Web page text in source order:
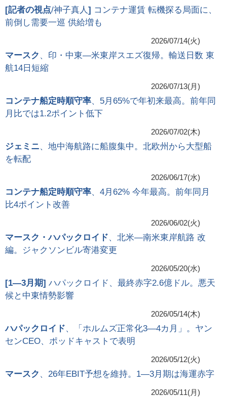
[記者の視点/神子真人 ] コンテナ運賃 転機探る局面に、
前倒し需要一巡 供給増も
2026/07/14(火)
マースク 、印・中東―米東岸スエズ復帰。輸送日数 東
航14日短縮
2026/07/13(月)
コンテナ船定時順守率、5月65%で年初来最高。前年同
月比では1.2ポイント低下
2026/07/02(木)
ジェミニ、地中海航路に船腹集中。北欧州から大型船
を転配
2026/06/17(水)
コンテナ船定時順守率、4月62% 今年最高。前年同月
比4ポイント改善
2026/06/02(火)
マースク・ハパックロイド、北米―南米東岸航路 改
編。ジャクソンビル寄港変更
2026/05/20(水)
[1―3月期] ハパックロイド、最終赤字2.6億ドル。悪天
候と中東情勢影響
2026/05/14(木)
ハパックロイド、「ホルムズ正常化3―4カ月」。ヤン
センCEO、ポッドキャストで表明
2026/05/12(火)
マースク 、26年EBIT予想を維持。1―3月期は海運赤字
2026/05/11(月)